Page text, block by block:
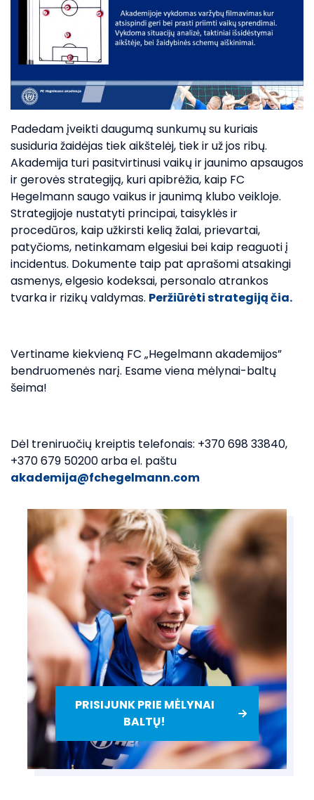
Padedam įveikti daugumą sunkumų su kuriais
susiduria žaidėjas tiek aikštelėj, tiek ir už jos ribų.
Akademija turi pasitvirtinusi vaikų ir jaunimo apsaugos
ir gerovės strategiją, kuri apibrėžia, kaip FC
Hegelmann saugo vaikus ir jaunimą klubo veikloje.
Strategijoje nustatyti principai, taisyklės ir
procedūros, kaip užkirsti kelią žalai, prievartai,
patyčioms, netinkamam elgesiui bei kaip reaguoti į
incidentus. Dokumente taip pat aprašomi atsakingi
asmenys, elgesio kodeksai, personalo atrankos
tvarka ir rizikų valdymas. Peržiūrėti strategiją čia.
Vertiname kiekvieną FC „Hegelmann akademijos”
bendruomenės narį. Esame viena mėlynai-baltų
šeima!
Dėl treniruočių kreiptis telefonais: +370 698 33840,
+370 679 50200 arba el. paštu
akademija@fchegelmann.com
PRISIJUNK PRIE MĖLYNAI
BALTŲ!